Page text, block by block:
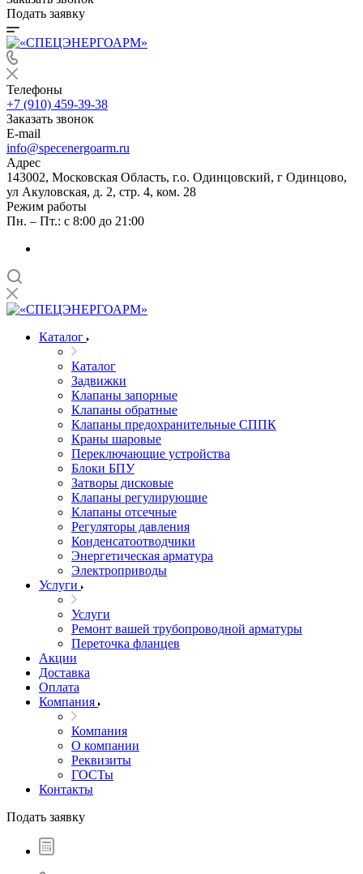
Подать заявку
Телефоны
+7 (910) 459-39-38
Заказать звонок
E-mail
info@specenergoarm.ru
Адрес
143002, Московская Область, г.о. Одинцовский, г Одинцово,
ул Акуловская, д. 2, стр. 4, ком. 28
Режим работы
Пн. – Пт.: с 8:00 до 21:00
Каталог
Каталог
Задвижки
Клапаны запорные
Клапаны обратные
Клапаны предохранительные СППК
Краны шаровые
Переключающие устройства
Блоки БПУ
Затворы дисковые
Клапаны регулирующие
Клапаны отсечные
Регуляторы давления
Конденсатоотводчики
Энергетическая арматура
Электроприводы
Услуги
Услуги
Ремонт вашей трубопроводной арматуры
Переточка фланцев
Акции
Доставка
Оплата
Компания
Компания
О компании
Реквизиты
ГОСТы
Контакты
Подать заявку